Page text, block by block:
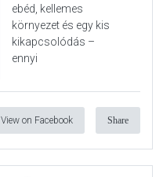
ebéd, kellemes
környezet és egy kis
kikapcsolódás –
ennyi
View on Facebook Share